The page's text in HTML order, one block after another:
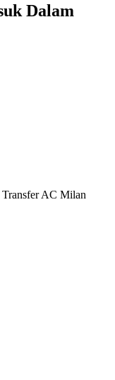
Dalam
AC Milan